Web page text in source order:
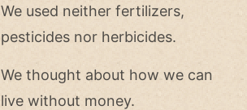
We used neither fertilizers,
pesticides nor herbicides.
We thought about how we can
live without money.